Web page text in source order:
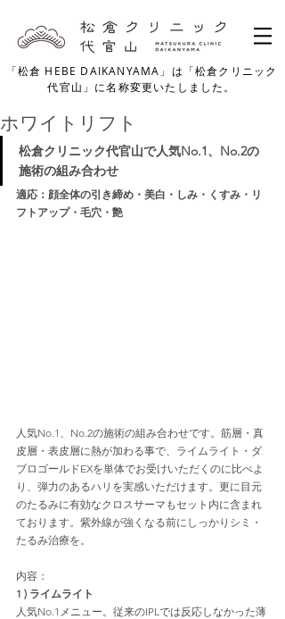
「松倉 HEBE DAIKANYAMA」は「松倉クリニック
代官山」に名称変更いたしました。
ホワイトリフト
松倉クリニック代官山で人気No.1、No.2の
施術の組み合わせ
適応：顔全体の引き締め・美白・しみ・くすみ・リ
フトアップ・毛穴・艶
人気No.1、No.2の施術の組み合わせです。筋層・真
皮層・表皮層に熱が加わる事で、ライムライト・ダ
ブロゴールドEXを単体でお受けいただくのに比べよ
り、弾力のあるハリを実感いただけます。更に目元
のたるみに有効なクロスサーマもセット内に含まれ
ております。紫外線が強くなる前にしっかりシミ・
たるみ治療を。
内容：
1 ) ライムライト
人気No.1メニュー。従来のIPLでは反応しなかった薄